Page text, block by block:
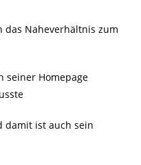
Naheverhältnis zum
seiner Homepage
damit ist auch sein